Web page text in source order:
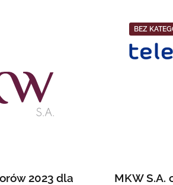
2023 dla
BEZ
MKW S.A.